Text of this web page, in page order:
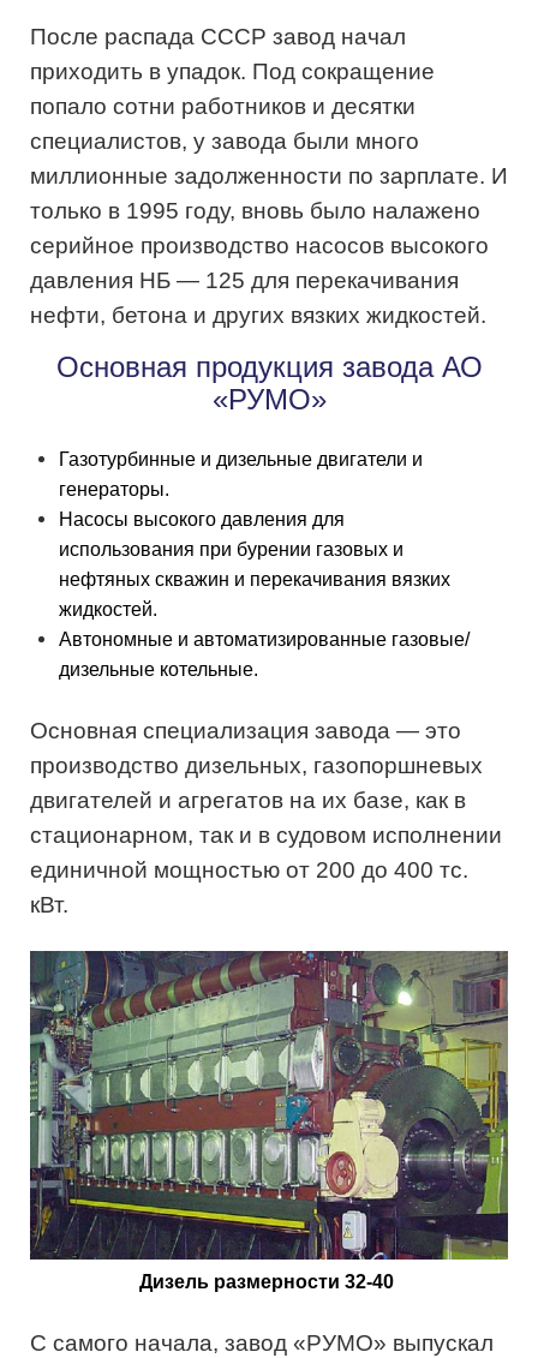
После распада СССР завод начал
приходить в упадок. Под сокращение
попало сотни работников и десятки
специалистов, у завода были много
миллионные задолженности по зарплате. И
только в 1995 году, вновь было налажено
серийное производство насосов высокого
давления НБ — 125 для перекачивания
нефти, бетона и других вязких жидкостей.
Основная продукция завода АО
«РУМО»
Газотурбинные и дизельные двигатели и
генераторы.
Насосы высокого давления для
использования при бурении газовых и
нефтяных скважин и перекачивания вязких
жидкостей.
Автономные и автоматизированные газовые/
дизельные котельные.
Основная специализация завода — это
производство дизельных, газопоршневых
двигателей и агрегатов на их базе, как в
стационарном, так и в судовом исполнении
единичной мощностью от 200 до 400 тс.
кВт.
Дизель размерности 32-40
С самого начала, завод «РУМО» выпускал